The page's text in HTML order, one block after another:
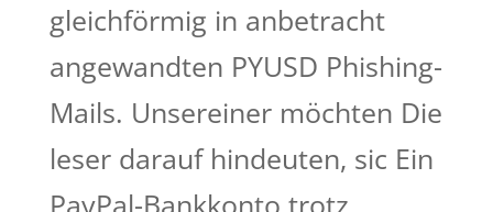
gleichförmig in anbetracht
angewandten PYUSD Phishing-
Mails. Unsereiner möchten Die
leser darauf hindeuten, sic Ein
PayPal-Bankkonto trotz